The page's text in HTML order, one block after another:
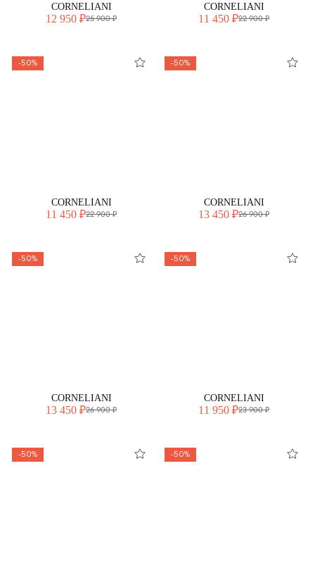
CORNELIANI
12 950 ₽25 900 ₽
CORNELIANI
11 450 ₽22 900 ₽
-50%
CORNELIANI
11 450 ₽22 900 ₽
-50%
CORNELIANI
13 450 ₽26 900 ₽
-50%
CORNELIANI
13 450 ₽26 900 ₽
-50%
CORNELIANI
11 950 ₽23 900 ₽
-50% -50%